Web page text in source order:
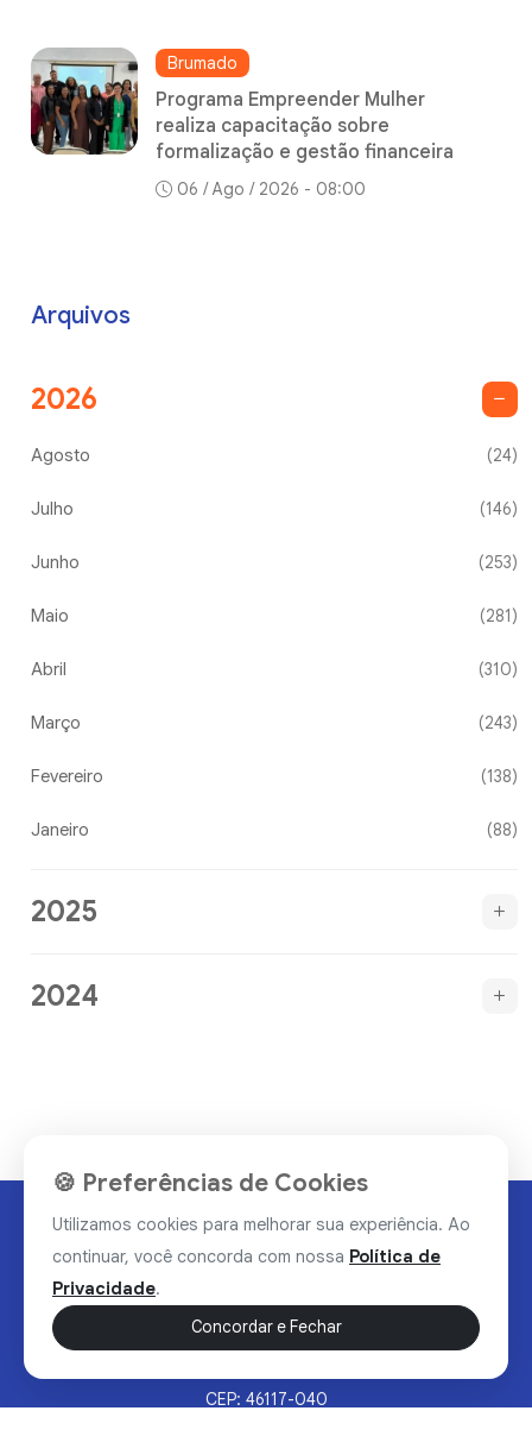
Brumado
Programa Empreender Mulher
realiza capacitação sobre
formalização e gestão financeira
06 / Ago / 2026 - 08:00
Arquivos
2026
Agosto (24)
Julho (146)
Junho (253)
Maio (281)
Abril (310)
Março (243)
Fevereiro (138)
Janeiro (88)
2025
2024
CEP: 46117-040
🍪 Preferências de Cookies
Utilizamos cookies para melhorar sua experiência. Ao
continuar, você concorda com nossa Política de
Privacidade.
Concordar e Fechar